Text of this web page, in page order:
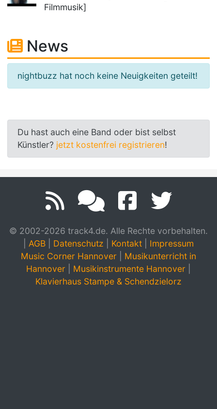
Filmmusik]
News
nightbuzz hat noch keine Neuigkeiten geteilt!
Du hast auch eine Band oder bist selbst
Künstler? jetzt kostenfrei registrieren!
© 2002-2026 track4.de. Alle Rechte vorbehalten.
AGB Datenschutz Kontakt
Impressum
Music Corner Hannover
Musikunterricht in
Hannover
Musikinstrumente Hannover
Klavierhaus Stampe & Schendzielorz